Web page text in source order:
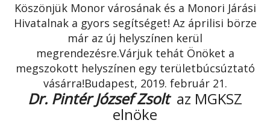
Köszönjük Monor városának és a Monori Járási
Hivatalnak a gyors segítséget! Az áprilisi börze
már az új helyszínen kerül
megrendezésre.Várjuk tehát Önöket a
megszokott helyszínen egy területbúcsúztató
vásárra!Budapest, 2019. február 21.
Dr. Pintér József Zsolt az MGKSZ
elnöke